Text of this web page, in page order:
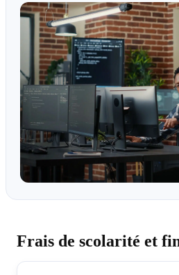
Frais de scolarité et